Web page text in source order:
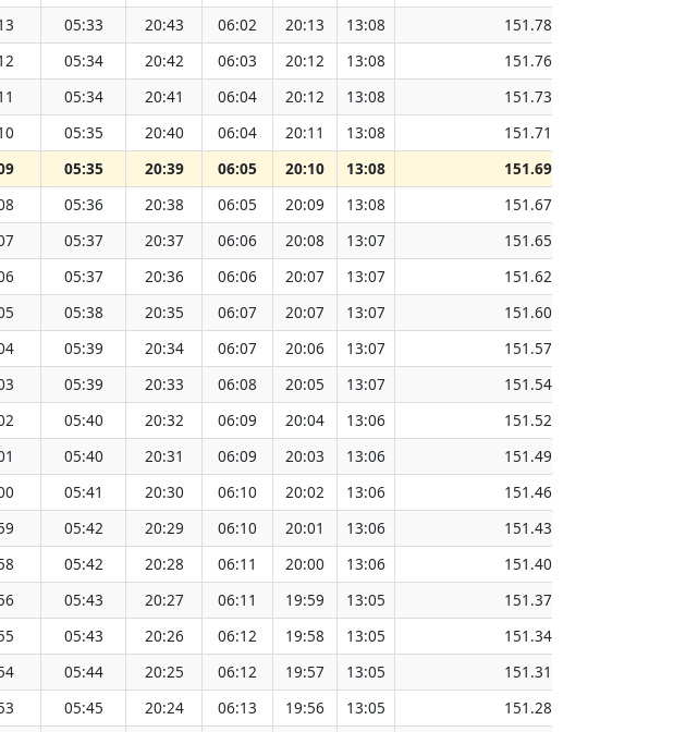
05:33 20:43 06:02 20:13 13:08
151.78
05:34 20:42 06:03 20:12 13:08
151.76
05:34 20:41 06:04 20:12 13:08
151.73
05:35 20:40 06:04 20:11 13:08
151.71
05:35 20:39 06:05 20:10 13:08
151.69
05:36 20:38 06:05 20:09 13:08
151.67
05:37 20:37 06:06 20:08 13:07
151.65
05:37 20:36 06:06 20:07 13:07
151.62
05:38 20:35 06:07 20:07 13:07
151.60
05:39 20:34 06:07 20:06 13:07
151.57
05:39 20:33 06:08 20:05 13:07
151.54
05:40 20:32 06:09 20:04 13:06
151.52
05:40 20:31 06:09 20:03 13:06
151.49
05:41 20:30 06:10 20:02 13:06
151.46
05:42 20:29 06:10 20:01 13:06
151.43
05:42 20:28 06:11 20:00 13:06
151.40
05:43 20:27 06:11 19:59 13:05
151.37
05:43 20:26 06:12 19:58 13:05
151.34
05:44 20:25 06:12 19:57 13:05
151.31
05:45 20:24 06:13 19:56 13:05
151.28